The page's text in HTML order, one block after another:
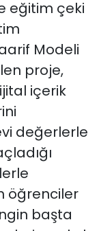
eğitim çeki
Modeli
proje,
içerik
değerlerle
öğrenciler
başta